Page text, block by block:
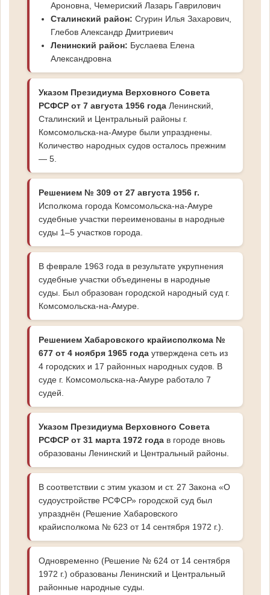
Ароновна, Чемериский Лазарь Гаврилович
Сталинский район: Сгурин Илья Захарович,
Глебов Александр Дмитриевич
Ленинский район: Буслаева Елена
Александровна
Указом Президиума Верховного Совета
РСФСР от 7 августа 1956 года Ленинский,
Сталинский и Центральный районы г.
Комсомольска-на-Амуре были упразднены.
Количество народных судов осталось прежним
— 5.
Решением № 309 от 27 августа 1956 г.
Исполкома города Комсомольска-на-Амуре
судебные участки переименованы в народные
суды 1–5 участков города.
В феврале 1963 года в результате укрупнения
судебные участки объединены в народные
суды. Был образован городской народный суд г.
Комсомольска-на-Амуре.
Решением Хабаровского крайисполкома №
677 от 4 ноября 1965 года утверждена сеть из
4 городских и 17 районных народных судов. В
суде г. Комсомольска-на-Амуре работало 7
судей.
Указом Президиума Верховного Совета
РСФСР от 31 марта 1972 года в городе вновь
образованы Ленинский и Центральный районы.
В соответствии с этим указом и ст. 27 Закона «О
судоустройстве РСФСР» городской суд был
упразднён (Решение Хабаровского
крайисполкома № 623 от 14 сентября 1972 г.).
Одновременно (Решение № 624 от 14 сентября
1972 г.) образованы Ленинский и Центральный
районные народные суды.